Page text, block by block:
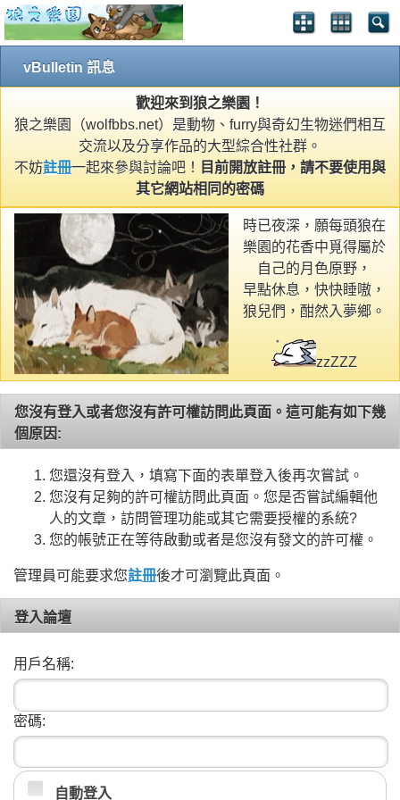
vBulletin 訊息
歡迎來到狼之樂園！
狼之樂園（wolfbbs.net）是動物、furry與奇幻生物迷們相互
交流以及分享作品的大型綜合性社群。
不妨註冊一起來參與討論吧！
目前開放註冊，請不要使用與
其它網站相同的密碼
時已夜深，願每頭狼在
樂園的花香中覓得屬於
自己的月色原野，
早點休息，快快睡嗷，
狼兒們，酣然入夢鄉。
zzZZZ
您沒有登入或者您沒有許可權訪問此頁面。這可能有如下幾
個原因:
您還沒有登入，填寫下面的表單登入後再次嘗試。
您沒有足夠的許可權訪問此頁面。您是否嘗試編輯他
人的文章，訪問管理功能或其它需要授權的系統?
您的帳號正在等待啟動或者是您沒有發文的許可權。
管理員可能要求您註冊後才可瀏覽此頁面。
登入論壇
用戶名稱:
密碼:
自動登入